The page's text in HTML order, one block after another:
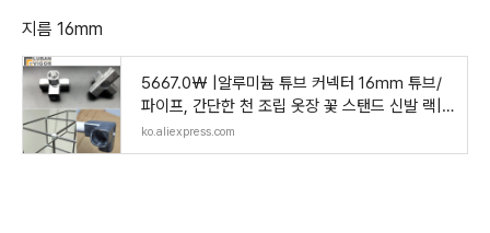
지름 16mm
5667.0₩ |알루미늄 튜브 커넥터 16mm 튜브/
파이프, 간단한 천 조립 옷장 꽃 스탠드 신발 랙|P
ipe Fittin
ko.aliexpress.com